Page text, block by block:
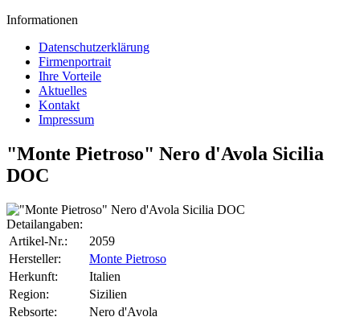
Informationen
Datenschutzerklärung
Firmenportrait
Ihre Vorteile
Aktuelles
Kontakt
Impressum
"Monte Pietroso" Nero d'Avola Sicilia
DOC
Detailangaben:
Artikel-Nr.:
2059
Hersteller:
Monte Pietroso
Herkunft:
Italien
Region:
Sizilien
Rebsorte:
Nero d'Avola